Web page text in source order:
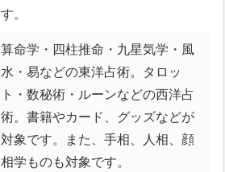
す。
算命学・四柱推命・九星気学・風
水・易などの東洋占術。タロッ
ト・数秘術・ルーンなどの西洋占
術。書籍やカード、グッズなどが
対象です。また、手相、人相、顔
相学ものも対象です。